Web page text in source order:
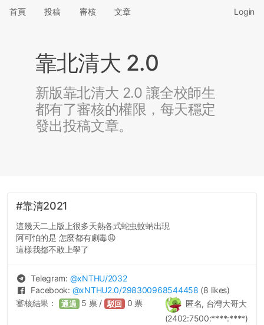
首頁 投稿 審核 文章 Login
靠北清大 2.0
新版靠北清大 2.0 讓全校師生
都有了審核的權限，每天穩定
發出投稿文章。
#靠清2021
這幾天二上版上很多天熱各式蛇虫蚊蚋出現
阿可怕的是 怎麼都有劇毒😩
這樣我都不敢上學了
Telegram: @xNTHU/2032
Facebook: @xNTHU2.0/298300968544458 (8 likes)
匿名, 台灣大哥大
(2402:7500:****:****)
審核結果： 通過 5 票 / 駁回 0 票